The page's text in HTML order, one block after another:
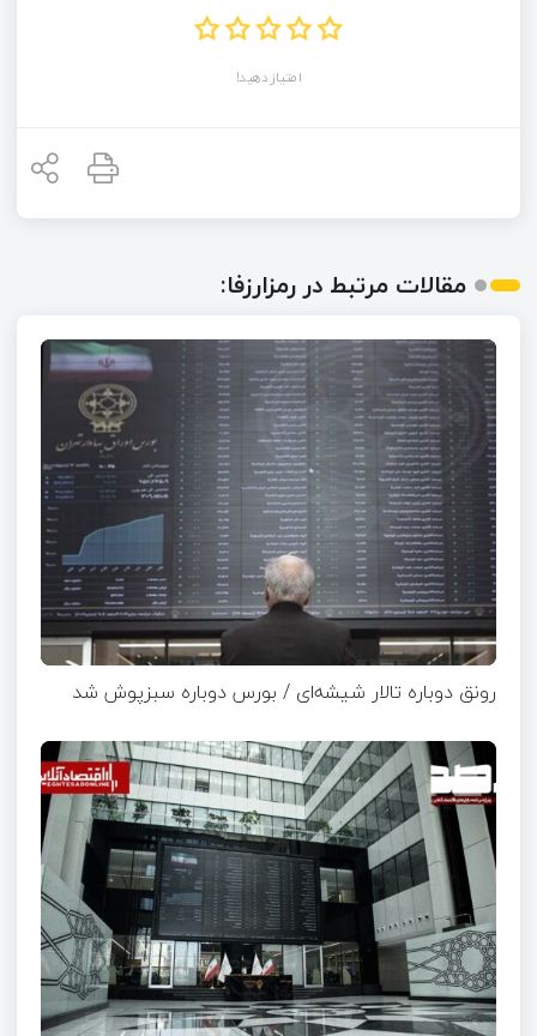
امتیاز دهید!
مقالات مرتبط در رمزارزفا:
رونق دوباره تالار شیشه‌ای / بورس دوباره سبزپوش شد